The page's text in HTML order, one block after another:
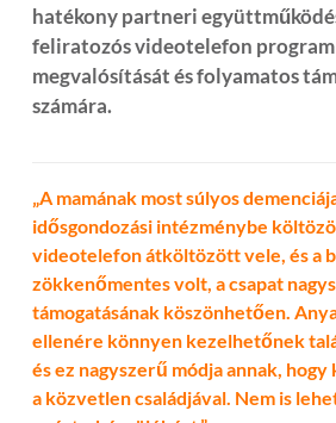
hatékony partneri
feliratozós videotelefon
megvalósítását és folyamatos
számára.
„A mamának most súlyos
idősgondozási intézménybe
videotelefon átköltözött vele, és a
zökkenőmentes volt, a csapat
támogatásának köszönhetően.
ellenére könnyen kezelhetőnek
és ez nagyszerű módja annak,
a közvetlen családjával. Nem is